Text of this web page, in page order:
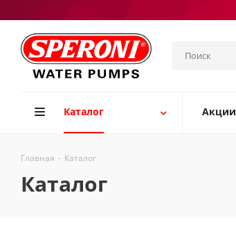
Каталог Акции
Главная - Каталог
Каталог